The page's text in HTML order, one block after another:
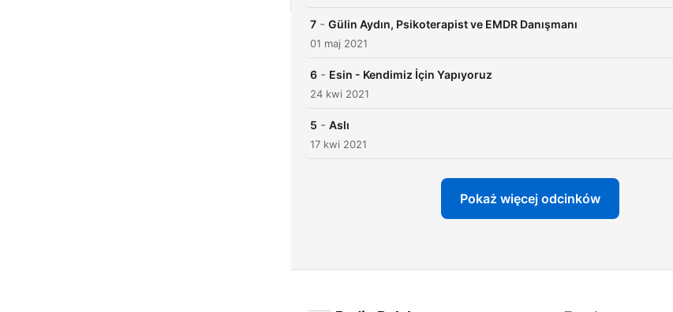
7 - Gülin Aydın, Psikoterapist ve EMDR Danışmanı
01 maj 2021
6 - Esin - Kendimiz İçin Yapıyoruz
24 kwi 2021
5 - Aslı
17 kwi 2021
Pokaż więcej odcinków